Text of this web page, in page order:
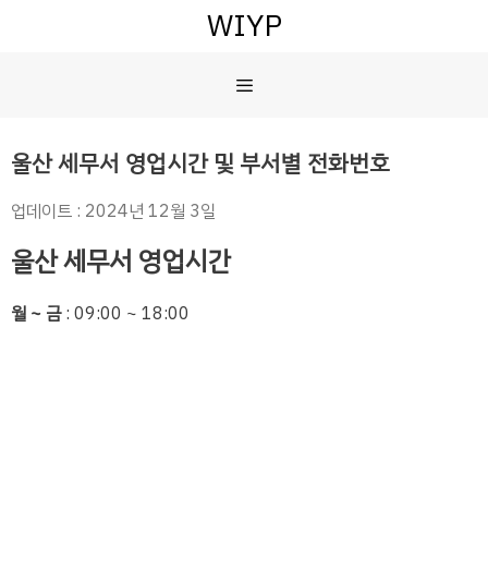
뛰
WIYP
뉴
울산 세무서 영업시간 및 부서별 전화번호
업데이트 : 2024년 12월 3일
울산 세무서 영업시간
월 ~ 금: 09:00 ~ 18:00